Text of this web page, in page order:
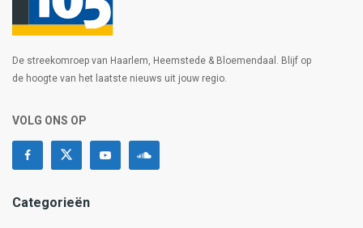
De streekomroep van Haarlem, Heemstede & Bloemendaal. Blijf op
de hoogte van het laatste nieuws uit jouw regio.
VOLG ONS OP
Categorieën